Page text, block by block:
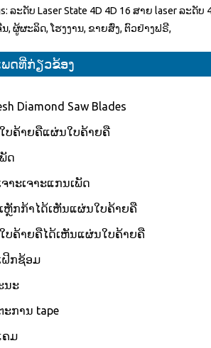
ລະດັບ Laser State 4D 4D 16 ສາຍ laser ລະດັບ
, ຜູ້ຜະລິດ, ໂຮງງານ, ຂາຍສົ່ງ, ຕົວຢ່າງຟຣີ,
ພດທີ່ກ່ຽວຂ້ອງ
Diamond Saw Blades
ບຄ້າຍຄືແຜ່ນໃບຄ້າຍຄື
ດ
ຈາະເຈາະແກນເພັດ
ຫຼັກກ້າໄດ້ເຫັນແຜ່ນໃບຄ້າຍຄື
ບຄ້າຍຄືໄດ້ເຫັນແຜ່ນໃບຄ້າຍຄື
ຝິກຊ້ອມ
ນະ
ະການ tape
ຄມ